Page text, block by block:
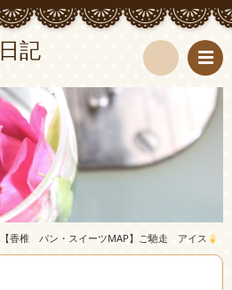
記
検
索
【香椎 パン・スイーツMAP】ご馳走 アイス